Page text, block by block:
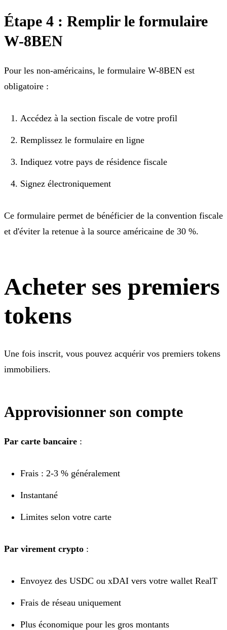
Étape 4 : Remplir le formulaire
W-8BEN
Pour les non-américains, le formulaire W-8BEN est
obligatoire :
Accédez à la section fiscale de votre profil
Remplissez le formulaire en ligne
Indiquez votre pays de résidence fiscale
Signez électroniquement
Ce formulaire permet de bénéficier de la convention fiscale
et d'éviter la retenue à la source américaine de 30 %.
Acheter ses premiers
tokens
Une fois inscrit, vous pouvez acquérir vos premiers tokens
immobiliers.
Approvisionner son compte
Par carte bancaire :
Frais : 2-3 % généralement
Instantané
Limites selon votre carte
Par virement crypto :
Envoyez des USDC ou xDAI vers votre wallet RealT
Frais de réseau uniquement
Plus économique pour les gros montants